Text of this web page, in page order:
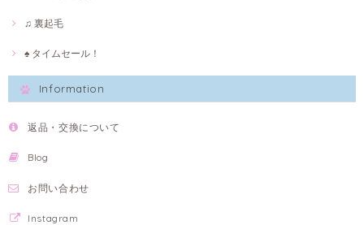
♫ 裏起毛
♠ タイムセール！
Information
返品・交換について
Blog
お問い合わせ
Instagram